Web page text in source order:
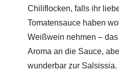
Chiliflocken, falls ihr
Tomatensauce haben
Weißwein nehmen –
Aroma an die Sauce,
wunderbar zur Salsissia.